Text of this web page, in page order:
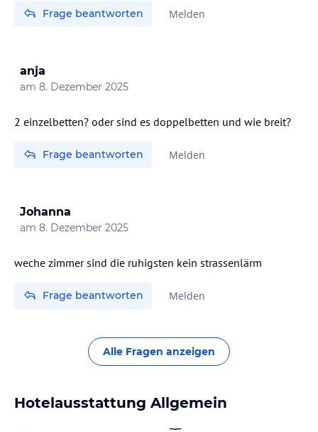
Frage beantworten Melden
anja
am 8. Dezember 2025
2 einzelbetten? oder sind es doppelbetten und wie breit?
Frage beantworten Melden
Johanna
am 8. Dezember 2025
weche zimmer sind die ruhigsten kein strassenlärm
Frage beantworten Melden
Alle Fragen anzeigen
Hotelausstattung Allgemein